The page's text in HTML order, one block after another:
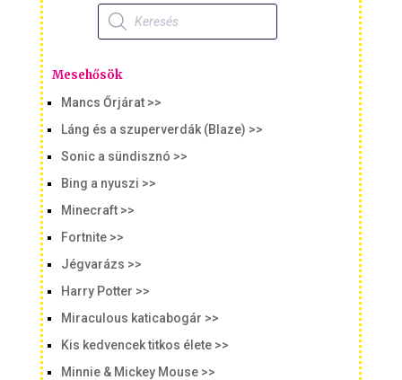
Products
search
Mesehősök
Mancs Őrjárat >>
Láng és a szuperverdák (Blaze) >>
Sonic a sündisznó >>
Bing a nyuszi >>
Minecraft >>
Fortnite >>
Jégvarázs >>
Harry Potter >>
Miraculous katicabogár >>
Kis kedvencek titkos élete >>
Minnie & Mickey Mouse >>